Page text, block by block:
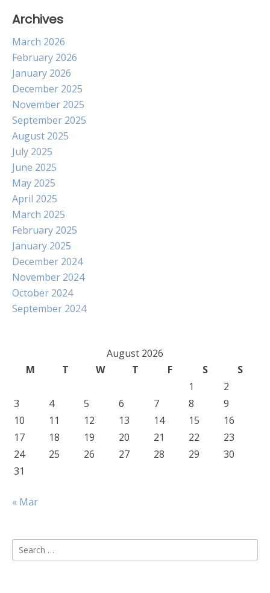
Archives
March 2026
February 2026
January 2026
December 2025
November 2025
September 2025
August 2025
July 2025
June 2025
May 2025
April 2025
March 2025
February 2025
January 2025
December 2024
November 2024
October 2024
September 2024
August 2026
M
T W T F S
S
1
2
3
4 5 6 7 8
9
10
11 12 13 14 15
16
17
18 19 20 21 22
23
24
25 26 27 28 29
30
31
« Mar
Search
for: